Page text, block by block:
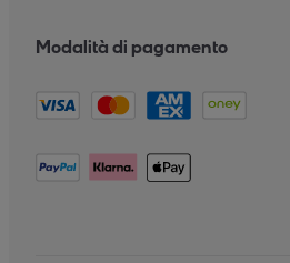
Modalità di pagamento